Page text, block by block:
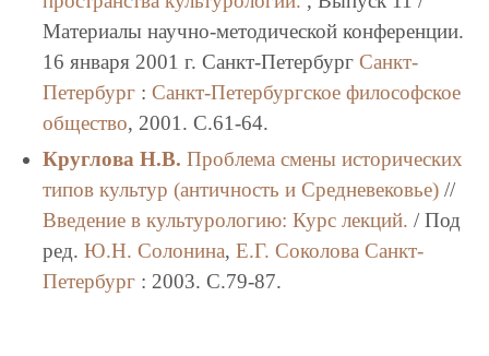
Материалы научно-методической конференции.
16 января 2001 г. Санкт-Петербург Санкт-
Петербург: Санкт-Петербургское философское
общество, 2001. C.61-64.
Круглова Н.В. Проблема смены исторических
типов культур (античность и Средневековье)//
Введение в культурологию: Курс лекций. / Под
ред. Ю.Н. Солонина, Е.Г. Соколова Санкт-
Петербург: 2003. C.79-87.